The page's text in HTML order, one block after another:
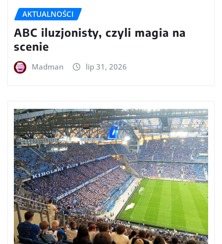
AKTUALNOŚCI
ABC iluzjonisty, czyli magia na
scenie
Madman lip 31, 2026